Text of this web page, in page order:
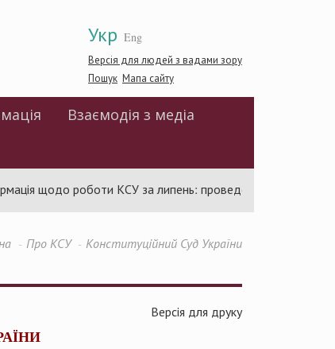
Укр Eng
Версія для людей з вадами зору
Пошук Мапа сайту
Взаємодія з медіа
щодо роботи КСУ за липень: проведено 94 засідання та
Про КСУ Конституційний Суд України
Версія для друку